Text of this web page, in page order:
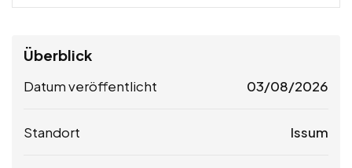
Überblick
Datum veröffentlicht 03/08/2026
Standort Issum